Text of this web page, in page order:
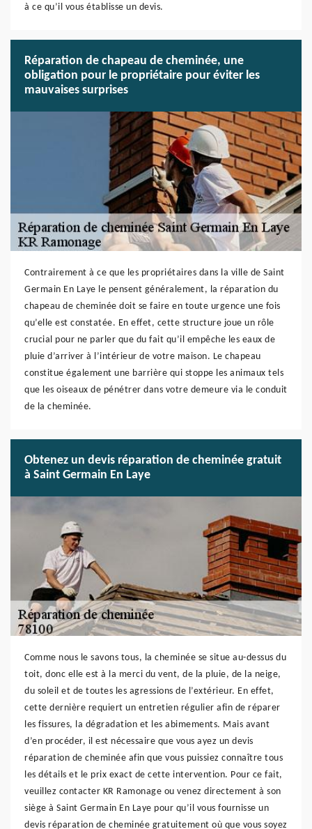
à ce qu’il vous établisse un devis.
Réparation de chapeau de cheminée, une
obligation pour le propriétaire pour éviter les
mauvaises surprises
Contrairement à ce que les propriétaires dans la ville de Saint
Germain En Laye le pensent généralement, la réparation du
chapeau de cheminée doit se faire en toute urgence une fois
qu’elle est constatée. En effet, cette structure joue un rôle
crucial pour ne parler que du fait qu’il empêche les eaux de
pluie d’arriver à l’intérieur de votre maison. Le chapeau
constitue également une barrière qui stoppe les animaux tels
que les oiseaux de pénétrer dans votre demeure via le conduit
de la cheminée.
Obtenez un devis réparation de cheminée gratuit
à Saint Germain En Laye
Comme nous le savons tous, la cheminée se situe au-dessus du
toit, donc elle est à la merci du vent, de la pluie, de la neige,
du soleil et de toutes les agressions de l’extérieur. En effet,
cette dernière requiert un entretien régulier afin de réparer
les fissures, la dégradation et les abimements. Mais avant
d’en procéder, il est nécessaire que vous ayez un devis
réparation de cheminée afin que vous puissiez connaître tous
les détails et le prix exact de cette intervention. Pour ce fait,
veuillez contacter KR Ramonage ou venez directement à son
siège à Saint Germain En Laye pour qu’il vous fournisse un
devis réparation de cheminée gratuitement où que vous soyez